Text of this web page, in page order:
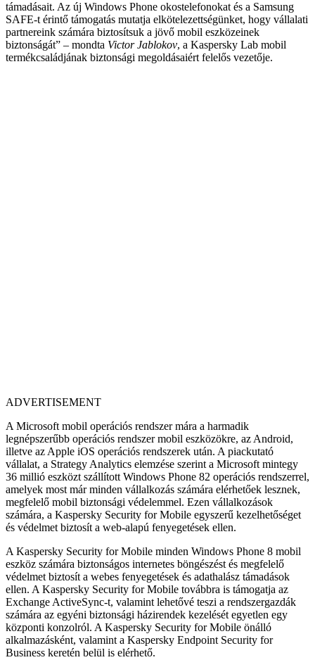
támadásait. Az új Windows Phone okostelefonokat és a Samsung
SAFE-t érintő támogatás mutatja elkötelezettségünket, hogy vállalati
partnereink számára biztosítsuk a jövő mobil eszközeinek
biztonságát” – mondta Victor Jablokov, a Kaspersky Lab mobil
termékcsaládjának biztonsági megoldásaiért felelős vezetője.
ADVERTISEMENT
A Microsoft mobil operációs rendszer mára a harmadik
legnépszerűbb operációs rendszer mobil eszközökre, az Android,
illetve az Apple iOS operációs rendszerek után. A piackutató
vállalat, a Strategy Analytics elemzése szerint a Microsoft mintegy
36 millió eszközt szállított Windows Phone 82 operációs rendszerrel,
amelyek most már minden vállalkozás számára elérhetőek lesznek,
megfelelő mobil biztonsági védelemmel. Ezen vállalkozások
számára, a Kaspersky Security for Mobile egyszerű kezelhetőséget
és védelmet biztosít a web-alapú fenyegetések ellen.
A Kaspersky Security for Mobile minden Windows Phone 8 mobil
eszköz számára biztonságos internetes böngészést és megfelelő
védelmet biztosít a webes fenyegetések és adathalász támadások
ellen. A Kaspersky Security for Mobile továbbra is támogatja az
Exchange ActiveSync-t, valamint lehetővé teszi a rendszergazdák
számára az egyéni biztonsági házirendek kezelését egyetlen egy
központi konzolról. A Kaspersky Security for Mobile önálló
alkalmazásként, valamint a Kaspersky Endpoint Security for
Business keretén belül is elérhető.